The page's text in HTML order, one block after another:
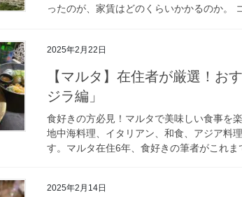
ったのが、家賃はどのくらいかかるのか。
2025年2月22日
【マルタ】在住者が厳選！お
ジラ編」
食好きの方必見！マルタで美味しい食事を
地中海料理、イタリアン、和食、アジア料
す。マルタ在住6年、食好きの筆者がこれ
2025年2月14日